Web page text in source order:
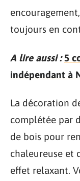
toujours en
A lire aussi : 5
indépendant à
La décoration
complétée par
de bois pour
chaleureuse et
effet relaxant.